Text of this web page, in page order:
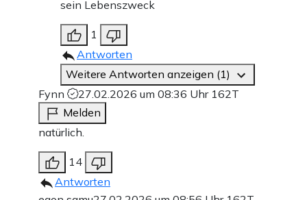
sein Lebenszweck
1
Antworten
Weitere Antworten anzeigen (1)
Fynn
27.02.2026 um 08:36 Uhr 162T
Melden
natürlich.
14
Antworten